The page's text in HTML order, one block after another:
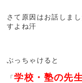
さて原因はお話しま
すよね汗
ぶっちゃけると
「学校・塾の先